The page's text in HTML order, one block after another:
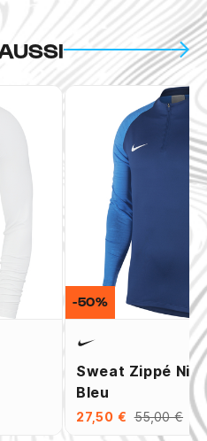
Sweat Zippé
Bleu
27,50 € 55,00 €
-50%